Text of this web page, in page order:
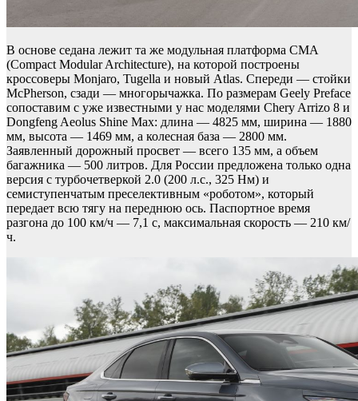
В основе седана лежит та же модульная платформа CMA
(Compact Modular Architecture), на которой построены
кроссоверы Monjaro, Tugella и новый Atlas. Спереди — стойки
McPherson, сзади — многорычажка. По размерам Geely Preface
сопоставим с уже известными у нас моделями Chery Arrizo 8 и
Dongfeng Aeolus Shine Max: длина — 4825 мм, ширина — 1880
мм, высота — 1469 мм, а колесная база — 2800 мм.
Заявленный дорожный просвет — всего 135 мм, а объем
багажника — 500 литров. Для России предложена только одна
версия с турбочетверкой 2.0 (200 л.с., 325 Нм) и
семиступенчатым преселективным «роботом», который
передает всю тягу на переднюю ось. Паспортное время
разгона до 100 км/ч — 7,1 с, максимальная скорость — 210 км/
ч.